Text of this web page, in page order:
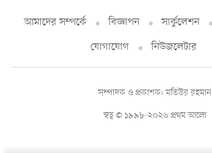
আমাদের সম্পর্কে বিজ্ঞাপন সার্কুলেশন
যোগাযোগ
নিউজলেটার
স্বত্ব © ১৯৯৮-২০২৬ প্রথম আলো
সম্পাদক ও প্রকাশক: মতিউর রহমান